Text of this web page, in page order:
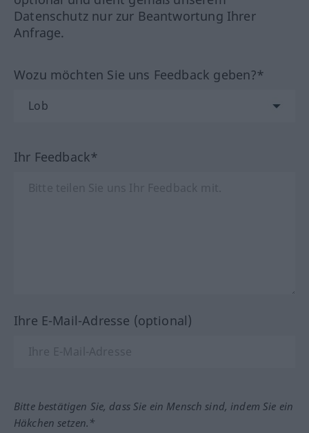
Datenschutz nur zur Beantwortung Ihrer
Anfrage.
Wozu möchten Sie uns Feedback geben?*
Ihr Feedback*
Ihre E-Mail-Adresse (optional)
Bitte bestätigen Sie, dass Sie ein Mensch sind, indem Sie ein
Häkchen setzen.*